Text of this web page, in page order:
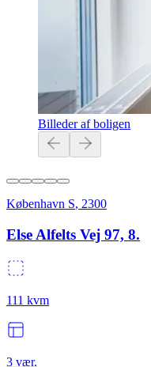
Billeder af boligen
København S, 2300
Else Alfelts Vej 97, 8.
111 kvm
3 vær.